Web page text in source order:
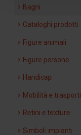
Bagni
Cataloghi prodotti
Figure animali
Figure persone
Handicap
Mobilità e trasporti
Retini e texture
Simboli impianti